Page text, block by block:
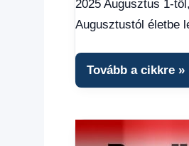
2025 Augusztus 1-
Augusztustól életbe
Tovább a cikkre